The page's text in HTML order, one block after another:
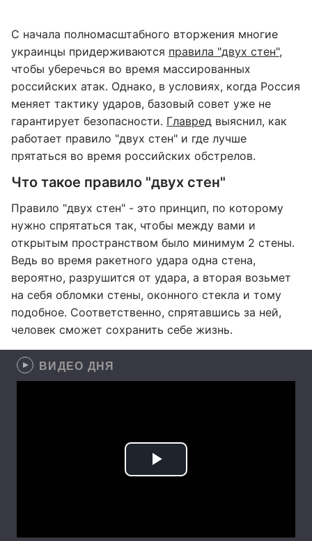
С начала полномасштабного вторжения многие
украинцы придерживаются правила "двух стен",
чтобы уберечься во время массированных
российских атак. Однако, в условиях, когда Россия
меняет тактику ударов, базовый совет уже не
гарантирует безопасности. Главред выяснил, как
работает правило "двух стен" и где лучше
прятаться во время российских обстрелов.
Что такое правило "двух стен"
Правило "двух стен" - это принцип, по которому
нужно спрятаться так, чтобы между вами и
открытым пространством было минимум 2 стены.
Ведь во время ракетного удара одна стена,
вероятно, разрушится от удара, а вторая возьмет
на себя обломки стены, оконного стекла и тому
подобное. Соответственно, спрятавшись за ней,
человек сможет сохранить себе жизнь.
ВИДЕО ДНЯ